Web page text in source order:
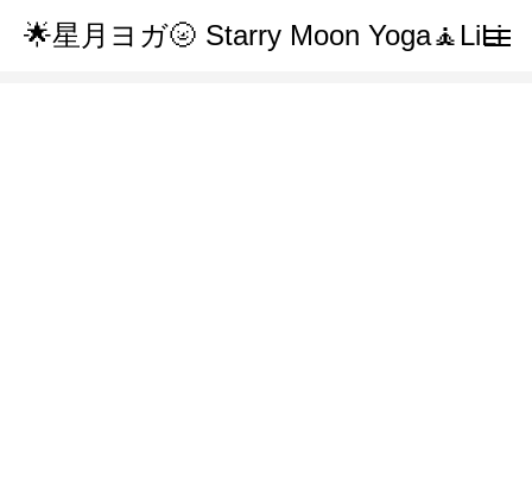
🌟星月ヨガ🌝 Starry Moon Yoga🧘LiLi